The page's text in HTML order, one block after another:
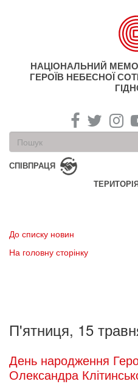
НАЦІОНАЛЬНИЙ
ГЕРОЇВ НЕБЕСНОЇ
Пошукова
форма
Пошук
СПІВПРАЦЯ
До списку новин
На головну сторінку
П'ятниця, 15
День народження
Олександра